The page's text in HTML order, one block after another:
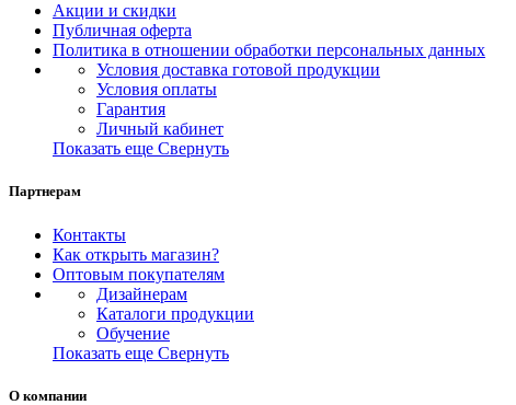
Акции и скидки
Публичная оферта
Политика в отношении обработки персональных данных
Условия доставка готовой продукции
Условия оплаты
Гарантия
Личный кабинет
Показать еще Свернуть
Партнерам
Контакты
Как открыть магазин?
Оптовым покупателям
Дизайнерам
Каталоги продукции
Обучение
Показать еще Свернуть
О компании